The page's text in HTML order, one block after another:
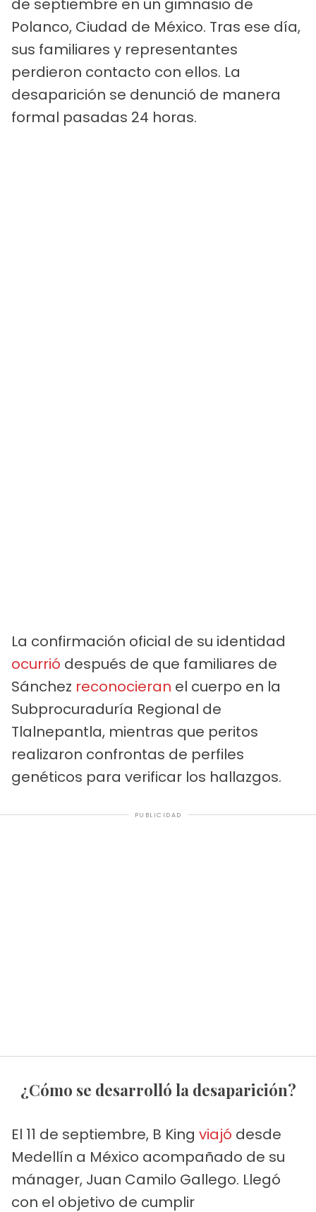
de septiembre en un gimnasio de
Polanco, Ciudad de México. Tras ese día,
sus familiares y representantes
perdieron contacto con ellos. La
desaparición se denunció de manera
formal pasadas 24 horas.
La confirmación oficial de su identidad
ocurrió después de que familiares de
Sánchez reconocieran el cuerpo en la
Subprocuraduría Regional de
Tlalnepantla, mientras que peritos
realizaron confrontas de perfiles
genéticos para verificar los hallazgos.
PUBLICIDAD
¿Cómo se desarrolló la desaparición?
El 11 de septiembre, B King viajó desde
Medellín a México acompañado de su
mánager, Juan Camilo Gallego. Llegó
con el objetivo de cumplir